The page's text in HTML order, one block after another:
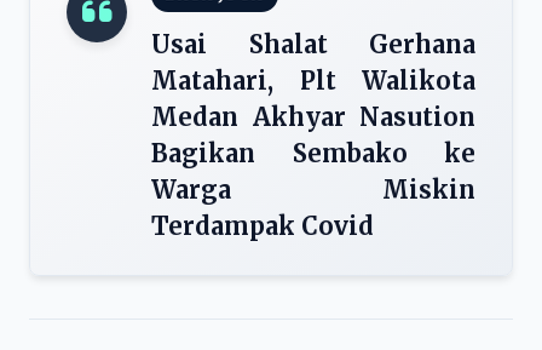
Usai Shalat Gerhana
Matahari, Plt Walikota
Medan Akhyar Nasution
Bagikan Sembako ke
Warga Miskin
Terdampak Covid